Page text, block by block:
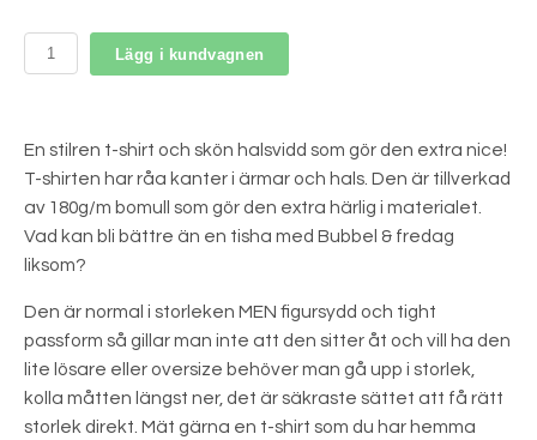
Lägg i kundvagnen
En stilren t-shirt och skön halsvidd som gör den extra nice!
T-shirten har råa kanter i ärmar och hals. Den är tillverkad
av 180g/m bomull som gör den extra härlig i materialet.
Vad kan bli bättre än en tisha med Bubbel & fredag
liksom?
Den är normal i storleken MEN figursydd och tight
passform så gillar man inte att den sitter åt och vill ha den
lite lösare eller oversize behöver man gå upp i storlek,
kolla måtten längst ner, det är säkraste sättet att få rätt
storlek direkt. Mät gärna en t-shirt som du har hemma